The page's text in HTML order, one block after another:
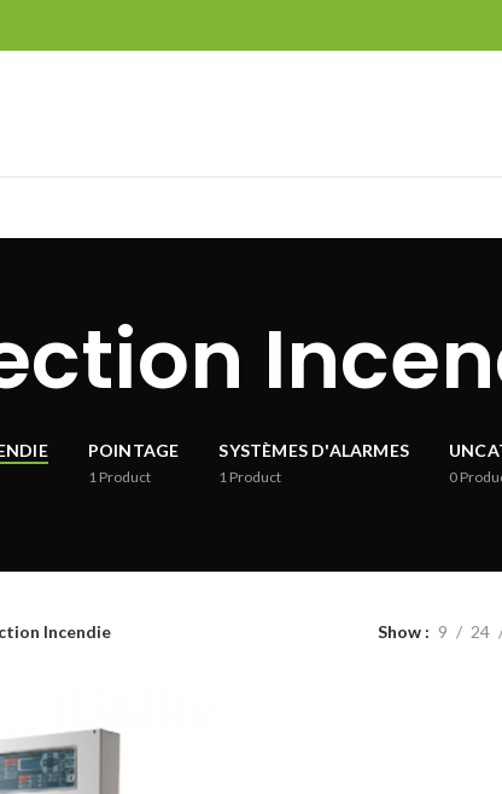
POINTAGE
1 Product
SYSTÈMES D'ALARMES
1 Product 0
Incendie Show 9 24